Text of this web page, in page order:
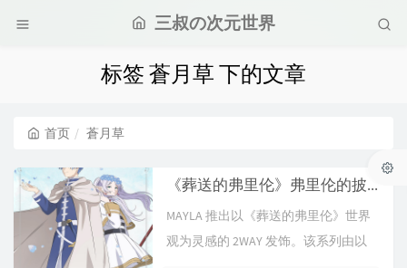
三叔の次元世界
标签 蒼月草 下的文章
首页 蒼月草
《葬送的弗里伦》弗里伦的披风与法杖、希梅尔故乡之花「蒼月草」为灵感！2WAY款发饰登场
MAYLA 推出以《葬送的弗里伦》世界
观为灵感的 2WAY 发饰。该系列由以